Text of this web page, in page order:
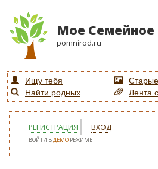
Мое Семейное
pomnirod.ru
Ищу тебя
Найти родных
Лента
РЕГИСТРАЦИЯ ВХОД
ВОЙТИ ВДЕМО РЕЖИМЕ